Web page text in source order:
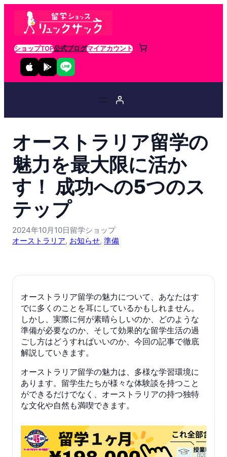
ショップTOP公式ブログマイアカウント
オーストラリア留学の
魅力を最大限に活か
す！ 成功への5つのス
テップ
2024年10月10日留学ショップ
オーストラリア, お知らせ, 準備
オーストラリア留学の魅力について、あなたはす
でに多くのことを耳にしているかもしれません。
しかし、実際に何が素晴らしいのか、どのような
準備が必要なのか、そして効果的な留学生活の過
ごし方はどうすればいいのか、今回の記事で徹底
解説していきます。
オーストラリア留学の魅力は、多様な学習環境に
あります。留学生たちが様々な体験談を持つこと
ができるだけでなく、オーストラリアの持つ独特
な文化や自然も満喫できます。